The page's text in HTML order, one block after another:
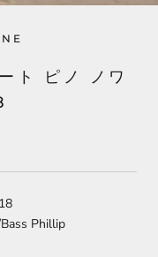
ト ピノ ノワ
Phillip